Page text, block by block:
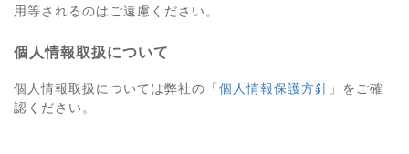
用等されるのはご遠慮ください。
個人情報取扱について
個人情報取扱については弊社の「 個人情報保護方針 」をご確
認ください。